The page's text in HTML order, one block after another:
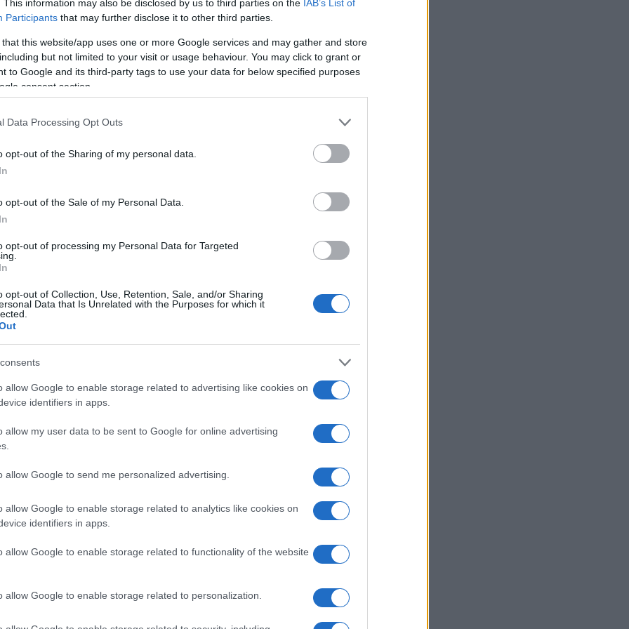
This information may also be disclosed by us to third parties on the IAB’s List of
Participants that may further disclose it to other third parties.
that this website/app uses one or more Google services and may gather and store
but not limited to your visit or usage behaviour. You may click to grant or
to Google and its third-party tags to use your data for below specified purposes
consent section.
Data Processing Opt Outs
opt-out of the Sharing of my personal data.
opt-out of the Sale of my Personal Data.
opt-out of processing my Personal Data for Targeted
opt-out of Collection, Use, Retention, Sale, and/or Sharing
Data that Is Unrelated with the Purposes for which it
allow Google to enable storage related to advertising like cookies on
identifiers in apps.
allow my user data to be sent to Google for online advertising
allow Google to send me personalized advertising.
allow Google to enable storage related to analytics like cookies on
identifiers in apps.
allow Google to enable storage related to functionality of the website
allow Google to enable storage related to personalization.
ΔΙΕΘΝΗ
07/05/2026 - 23:04
Μαλί: Το κυνήγι
«φαντασμάτων» γεννά
θηριωδίες – Αθώοι πολίτες
καίγονται ζωντανοί λόγω
εμφάνισης
. Στη σημερινή πρωτεύουσα του
πολίτες να στοχοποιούν
ατημέλητος ή ανήκει σε
στοχοποίηση αμάχων –
Σκληρή απάντηση στον Τραμπ
για την απειλή «αφανισμού
ηγέτες των ΗΠΑ, του Ιράν ή του
Ισραήλ, ο Τουρκ έστειλε ένα
Ουάσινγκτον, χαρακτηρίζοντας
απειλές για την εξόντωση
καταστροφή πολιτικών υποδομών.